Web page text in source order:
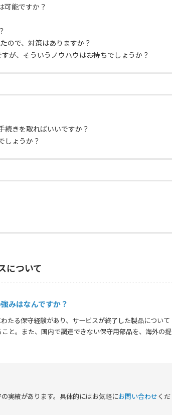
可能ですか？
ので、対策はありますか？
が、そういうノウハウはお持ちでしょうか？
続きを取ればいいですか？
しょうか？
について
みはなんですか？
たる保守経験があり、サービスが終了した製品について
と。また、国内で調達できない保守用部品を、海外の提
実績があります。具体的にはお気軽にお問い合わせくだ